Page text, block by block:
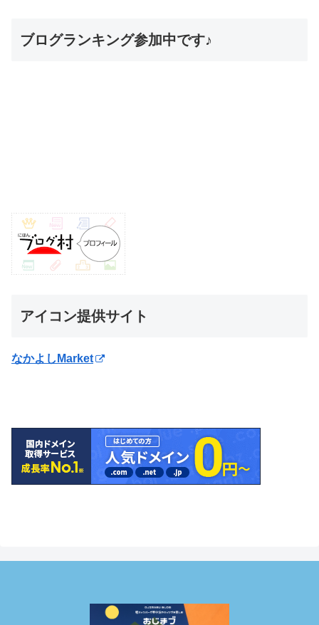
ブログランキング参加中です♪
アイコン提供サイト
なかよしMarket